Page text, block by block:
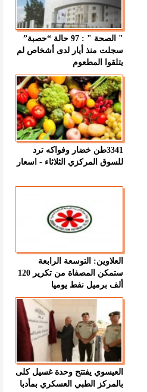
" الصحة " : 97 حالة “حصبة”
سجلت منذ أيار لدى أشخاص لم
يتلقوا المطعوم
3341طن خضار وفواكه ترد
للسوق المركزي الثلاثاء - اسعار
العلاوين: التوسعة الرابعة
ستمكن المصفاة من تكرير 120
ألف برميل نفط يوميا
العيسوي يفتتح وحدة غسيل كلى
بالمركز الطبي العسكري بمأدبا